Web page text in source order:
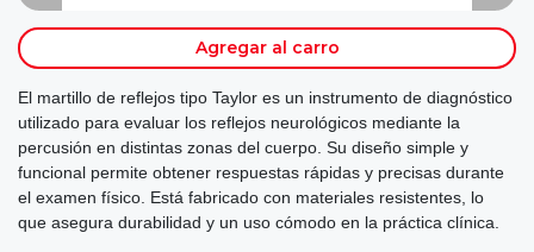
Agregar al carro
El martillo de reflejos tipo Taylor es un instrumento de diagnóstico
utilizado para evaluar los reflejos neurológicos mediante la
percusión en distintas zonas del cuerpo. Su diseño simple y
funcional permite obtener respuestas rápidas y precisas durante
el examen físico. Está fabricado con materiales resistentes, lo
que asegura durabilidad y un uso cómodo en la práctica clínica.